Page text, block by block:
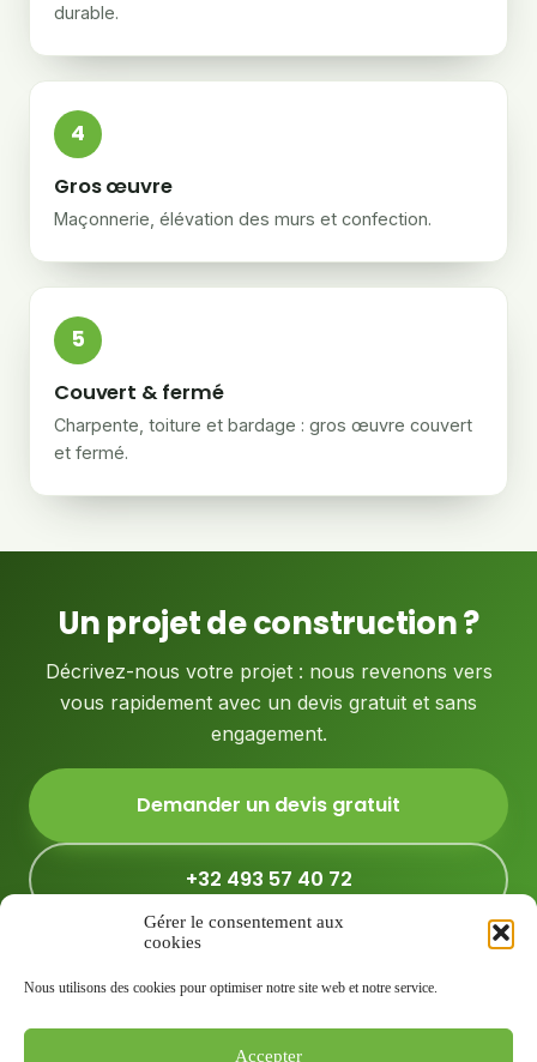
Gérer le consentement aux
cookies
Nous utilisons des cookies pour optimiser notre site web et notre service.
Accepter
durable.
4
Gros œuvre
Maçonnerie, élévation des murs et confection.
5
Couvert & fermé
Charpente, toiture et bardage : gros œuvre couvert
et fermé.
Un projet de construction ?
Décrivez-nous votre projet : nous revenons vers
vous rapidement avec un devis gratuit et sans
engagement.
Demander un devis gratuit
+32 493 57 40 72
© Tous droits réservés
TVA BE0525 829 971